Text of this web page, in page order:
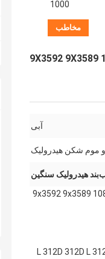
1000
مخاطب
1333098 0996922
آبی
موم شکن هیدرولیک
هیدرولیک سنگین
1333098 0996922
312D 312D L